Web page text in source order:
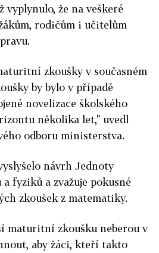
že na veškeré
rodičům i učitelům
zkoušky v současném
by bylo v případě
novelizace školského
několika let," uvedl
odboru ministerstva.
návrh Jednoty
fyziků a zvažuje pokusné
zkoušek z matematiky.
maturitní zkoušku neberou v
aby žáci, kteří takto